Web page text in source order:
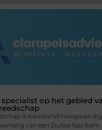
op het gebied
is kwalitatief hoogwaardig
van een Duitse fabrikant.